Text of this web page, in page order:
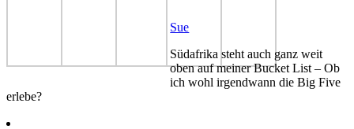
Sue
Südafrika steht auch ganz weit
oben auf meiner Bucket List – Ob
ich wohl irgendwann die Big Five
erlebe?